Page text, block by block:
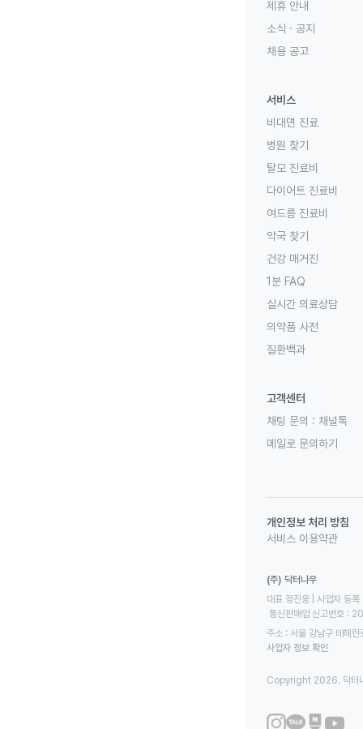
제휴 안내
소식 · 공지
채용 공고
서비스
비대면 진료
병원 찾기
탈모 진료비
다이어트 진료비
여드름 진료비
약국 찾기
건강 매거진
1분 FAQ
실시간 의료상담
의약품 사전
질환백과
고객센터
채팅 문의 : 채널톡
메일로 문의하기
개인정보 처리 방침
서비스 이용약관
(주) 닥터나우
대표 정진웅 | 사업자
통신판매업 신고번호
주소 : 서울 강남구 테헤
사업자 정보 확인
Copyright 2026. 닥터